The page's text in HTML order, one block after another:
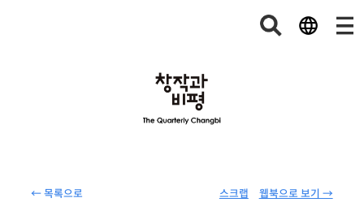
← 목록으로 웹북으로 보기 →
스크랩